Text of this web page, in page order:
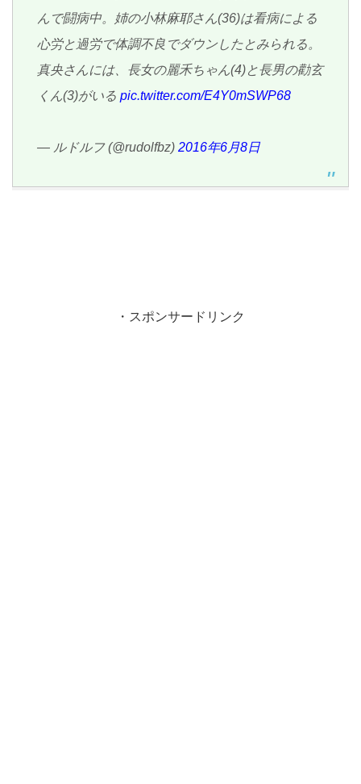
んで闘病中。姉の小林麻耶さん(36)は看病による
心労と過労で体調不良でダウンしたとみられる。
真央さんには、長女の麗禾ちゃん(4)と長男の勸玄
くん(3)がいる pic.twitter.com/E4Y0mSWP68
— ルドルフ (@rudolfbz) 2016年6月8日
・スポンサードリンク